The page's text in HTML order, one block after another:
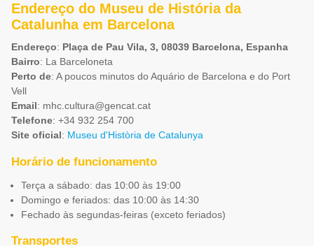
Endereço do Museu de História da
Catalunha em Barcelona
Endereço: Plaça de Pau Vila, 3, 08039 Barcelona, Espanha
Bairro: La Barceloneta
Perto de: A poucos minutos do Aquário de Barcelona e do Port
Vell
Email: mhc.cultura@gencat.cat
Telefone: +34 932 254 700
Site oficial: Museu d'Història de Catalunya
Horário de funcionamento
Terça a sábado: das 10:00 às 19:00
Domingo e feriados: das 10:00 às 14:30
Fechado às segundas-feiras (exceto feriados)
Transportes